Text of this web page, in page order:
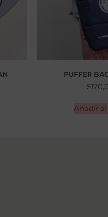
PUFFER
$
Añadir